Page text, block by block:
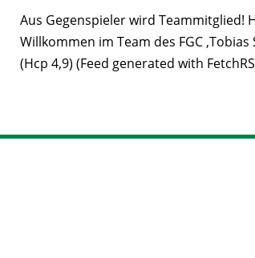
Aus Gegenspieler wird Teammitglied!
Willkommen im Team des FGC ,Tobias
(Hcp 4,9) (Feed generated with